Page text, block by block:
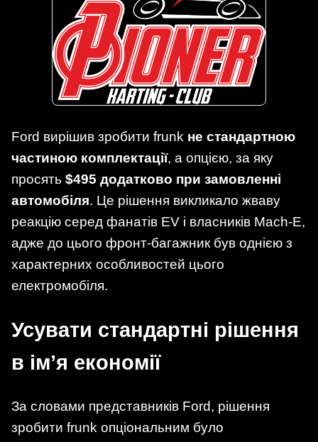
Ford вирішив зробити frunk не стандартною
частиною комплектації, а опцією, за яку
просять $495 додатково при замовленні
автомобіля. Це рішення викликало жваву
реакцію серед фанатів EV і власників Mach-E,
адже до цього фронт-багажник був однією з
характерних особливостей цього
електромобіля.
Усувати стандартні рішення
в ім’я економії
За словами представників Ford, рішення
зробити frunk опціональним було